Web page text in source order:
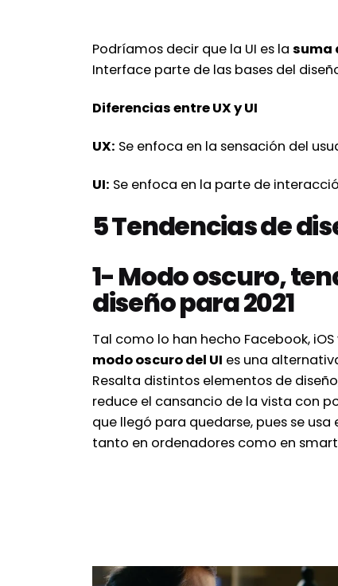
Podríamos decir que la UI es la suma
Interface parte de las bases del
Diferencias entre UX y UI
UX: Se enfoca en la sensación del
UI: Se enfoca en la parte de
5 Tendencias de
1- Modo oscuro,
diseño para 2021
Tal como lo han hecho Facebook, iOS
modo oscuro del UI es una
Resalta distintos elementos de
reduce el cansancio de la vista con
que llegó para quedarse, pues se
tanto en ordenadores como en